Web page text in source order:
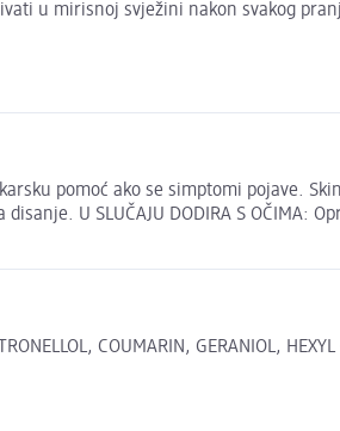
u mirisnoj svježini nakon svakog
pomoć ako se simptomi pojave.
U SLUČAJU DODIRA S OČIMA:
COUMARIN, GERANIOL,